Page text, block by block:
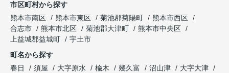
市区町村から探す
熊本市南区
熊本市東区 菊池郡菊陽町
熊本市西区
合志市
熊本市北区 菊池郡大津町
熊本市中央区
上益城郡益城町
宇土市
町名から探す
春日
須屋 大字原水 楡木 幾久富 沼山津
大字大津